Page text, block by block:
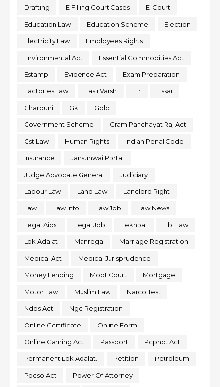
Drafting E Filling Court Cases E-Court
Education Law Education Scheme Election
Electricity Law Employees Rights
Environmental Act Essential Commodities Act
Estamp Evidence Act Exam Preparation
Factories Law Fasli Varsh Fir Fssai
Gharouni Gk Gold
Government Scheme Gram Panchayat Raj Act
Gst Law Human Rights Indian Penal Code
Insurance Jansunwai Portal
Judge Advocate General Judiciary
Labour Law Land Law Landlord Right
Law Law Info Law Job Law News
Legal Aids. Legal Job Lekhpal Llb. Law
Lok Adalat Manrega Marriage Registration
Medical Act Medical Jurisprudence
Money Lending Moot Court Mortgage
Motor Law Muslim Law Narco Test
Ndps Act Ngo Registration
Online Certificate Online Form
Online Gaming Act Passport Pcpndt Act
Permanent Lok Adalat. Petition Petroleum
Pocso Act Power Of Attorney